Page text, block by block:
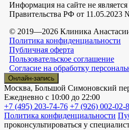
Информация на сайте не
Правительства РФ от 11.05.2023
© 2019—2026 Клиника
Политика конфиденциальности
Публичная оферта
Пользовательское соглашение
Согласие на обработку
Онлайн-запись
Москва, Большой Симоновский
Ежедневно с 10:00 до 22:00
+7 (495) 203-74-76 +7 (926) 002-02-
Политика конфиденциальности
проконсультироваться у